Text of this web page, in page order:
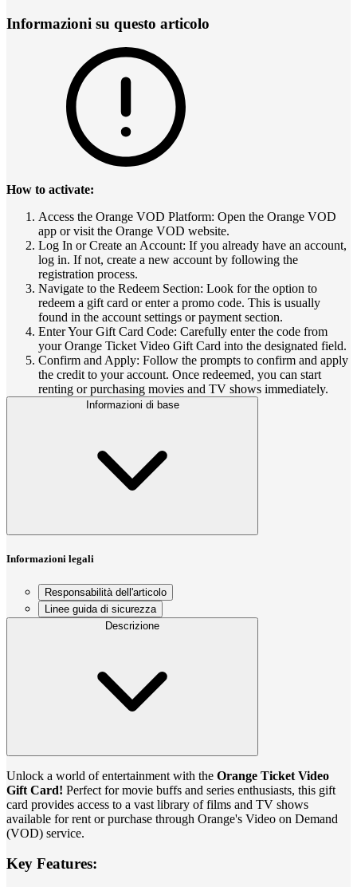
Informazioni su questo articolo
How to activate:
Access the Orange VOD Platform: Open the Orange VOD
app or visit the Orange VOD website.
Log In or Create an Account: If you already have an account,
log in. If not, create a new account by following the
registration process.
Navigate to the Redeem Section: Look for the option to
redeem a gift card or enter a promo code. This is usually
found in the account settings or payment section.
Enter Your Gift Card Code: Carefully enter the code from
your Orange Ticket Video Gift Card into the designated field.
Confirm and Apply: Follow the prompts to confirm and apply
the credit to your account. Once redeemed, you can start
renting or purchasing movies and TV shows immediately.
Informazioni di base
Informazioni legali
Responsabilità dell'articolo
Linee guida di sicurezza
Descrizione
Unlock a world of entertainment with the Orange Ticket Video
Gift Card! Perfect for movie buffs and series enthusiasts, this gift
card provides access to a vast library of films and TV shows
available for rent or purchase through Orange's Video on Demand
(VOD) service.
Key Features: